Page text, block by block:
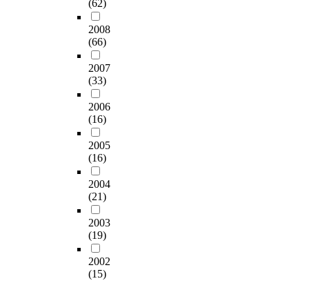
(62)
2008
(66)
2007
(33)
2006
(16)
2005
(16)
2004
(21)
2003
(19)
2002
(15)